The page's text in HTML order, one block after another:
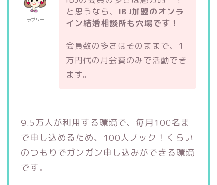
ラブリー
と思うなら、 IBJ加盟のオンラ
イン結婚相談所も穴場です！
会員数の多さはそのままで、1
万円代の月会費のみで活動でき
ます。
9.5万人が利用する環境で、毎月100名ま
で申し込めるため、100人ノック！くらい
のつもりでガンガン申し込みができる環境
です。